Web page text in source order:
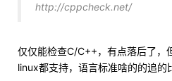
http://cppcheck.net/
仅仅能检查C/C++，有点落后了，
linux都支持，语言标准啥的的追的